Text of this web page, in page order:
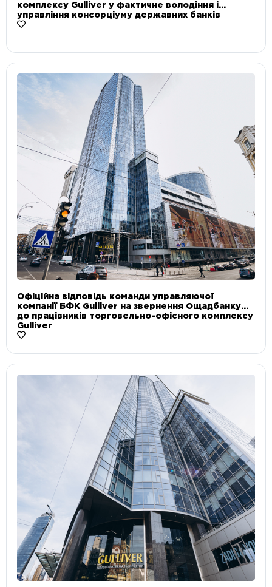
комплексу Gulliver у фактичне володіння і
управління консорціуму державних банків
Офіційна відповідь команди управляючої
компанії БФК Gulliver на звернення Ощадбанку
до працівників торговельно-офісного комплексу
Gulliver